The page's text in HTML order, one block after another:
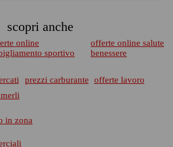
scopri anche
online
sportivo
offerte online salute
benessere
prezzi carburante
offerte lavoro
in zona